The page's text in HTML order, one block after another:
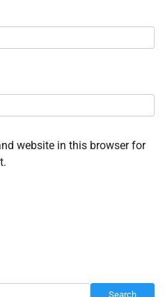
website in this browser for
Search